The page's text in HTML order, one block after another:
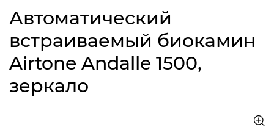
Автоматический
встраиваемый биокамин
Airtone Andalle 1500,
зеркало